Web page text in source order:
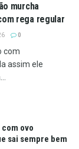
murcha
rega regular
0
com
assim ele
ovo
sai sempre bem